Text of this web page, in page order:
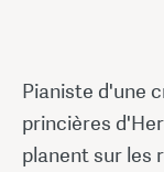
Pianiste d'une
princières
planent sur les